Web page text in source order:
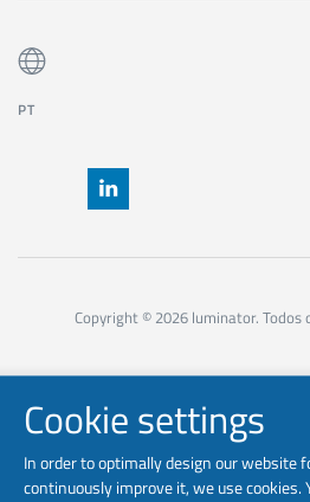
PT
Copyright © 2026 luminator. Todos
Cookie settings
In order to optimally design our website
continuously improve it, we use cookies.